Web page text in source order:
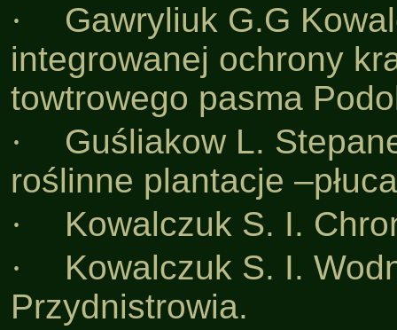
·
Gawryliuk G.G
integrowanej ochrony
towtrowego pasma
·
Guśliakow L.
roślinne plantacje
·
Kowalczuk S. I.
·
Kowalczuk S. I.
Przydnistrowia.